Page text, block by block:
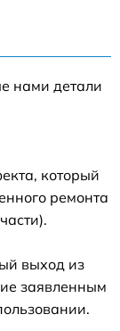
нами детали
который
ремонта
выход из
заявленным